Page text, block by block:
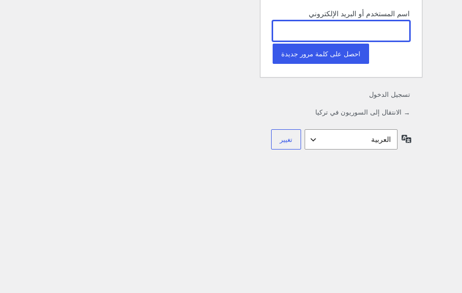
اسم المستخدم أو البريد الإلكتروني
تسجيل الدخول
→ الانتقال إلى السوريون في تركيا
اللغة